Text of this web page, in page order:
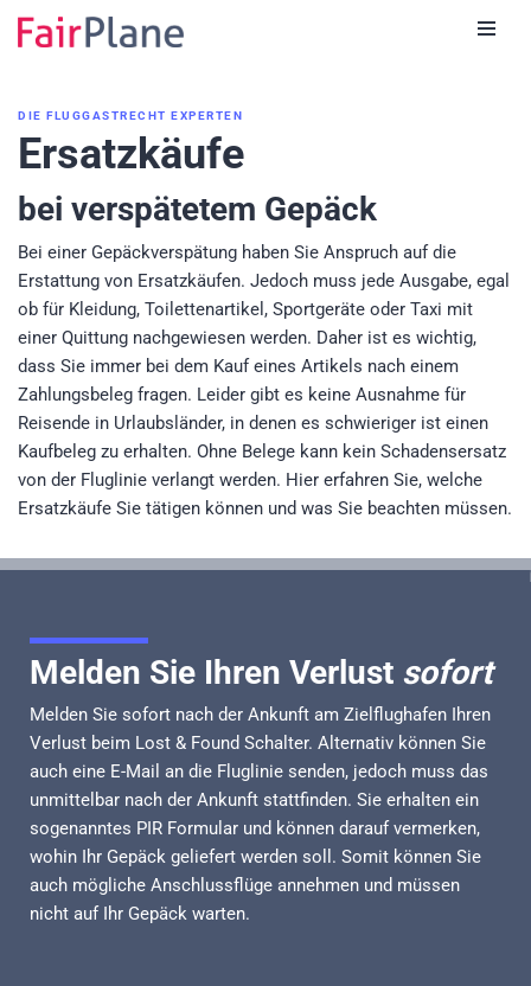
DIE FLUGGASTRECHT EXPERTEN
Ersatzkäufe
bei verspätetem Gepäck
Bei einer Gepäckverspätung haben Sie Anspruch auf die
Erstattung von Ersatzkäufen. Jedoch muss jede Ausgabe, egal
ob für Kleidung, Toilettenartikel, Sportgeräte oder Taxi mit
einer Quittung nachgewiesen werden. Daher ist es wichtig,
dass Sie immer bei dem Kauf eines Artikels nach einem
Zahlungsbeleg fragen. Leider gibt es keine Ausnahme für
Reisende in Urlaubsländer, in denen es schwieriger ist einen
Kaufbeleg zu erhalten. Ohne Belege kann kein Schadensersatz
von der Fluglinie verlangt werden. Hier erfahren Sie, welche
Ersatzkäufe Sie tätigen können und was Sie beachten müssen.
Melden Sie Ihren Verlust sofort
Melden Sie sofort nach der Ankunft am Zielflughafen Ihren
Verlust beim Lost & Found Schalter. Alternativ können Sie
auch eine E-Mail an die Fluglinie senden, jedoch muss das
unmittelbar nach der Ankunft stattfinden. Sie erhalten ein
sogenanntes PIR Formular und können darauf vermerken,
wohin Ihr Gepäck geliefert werden soll. Somit können Sie
auch mögliche Anschlussflüge annehmen und müssen
nicht auf Ihr Gepäck warten.